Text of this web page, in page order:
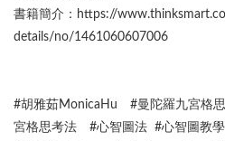
書籍簡介：https://
details/no/1461060607006
#胡雅茹MonicaHu #曼陀羅九宮格
宮格思考法 #心智圖法 #心智圖教